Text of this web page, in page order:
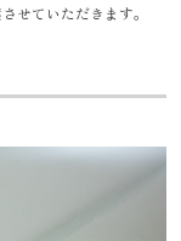
せていただきます。